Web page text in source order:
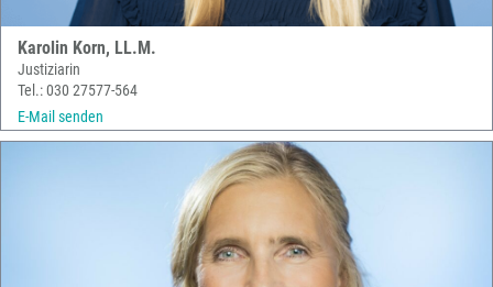
Karolin Korn, LL.M.
Justiziarin
Tel.: 030 27577-564
E-Mail senden